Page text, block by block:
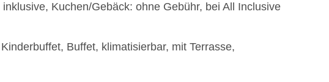
Kuchen/Gebäck: ohne Gebühr, bei All Inclusive
Buffet, klimatisierbar, mit Terrasse,